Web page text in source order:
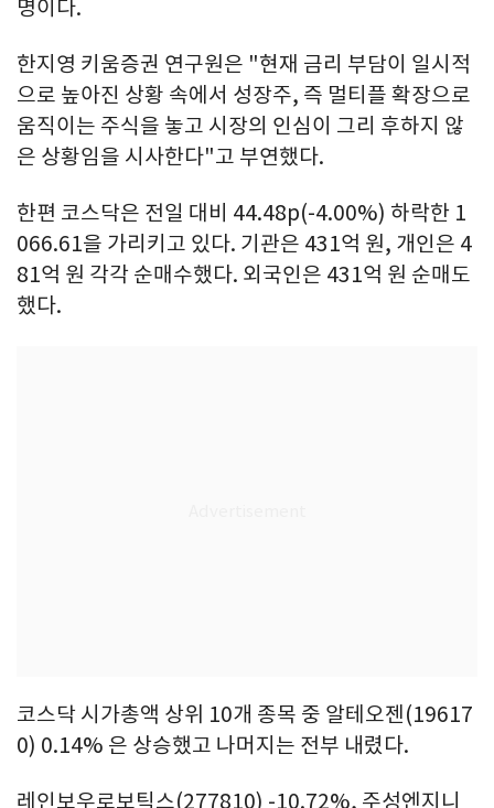
명이다.
한지영 키움증권 연구원은 "현재 금리 부담이 일시적
으로 높아진 상황 속에서 성장주, 즉 멀티플 확장으로
움직이는 주식을 놓고 시장의 인심이 그리 후하지 않
은 상황임을 시사한다"고 부연했다.
한편 코스닥은 전일 대비 44.48p(-4.00%) 하락한 1
066.61을 가리키고 있다. 기관은 431억 원, 개인은 4
81억 원 각각 순매수했다. 외국인은 431억 원 순매도
했다.
코스닥 시가총액 상위 10개 종목 중 알테오젠(19617
0) 0.14% 은 상승했고 나머지는 전부 내렸다.
레인보우로보틱스(277810) -10.72%, 주성엔지니